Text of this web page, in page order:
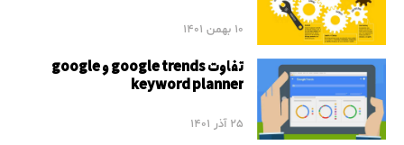
10 بهمن 1401
تفاوت google trends و google
keyword planner
25 آذر 1401